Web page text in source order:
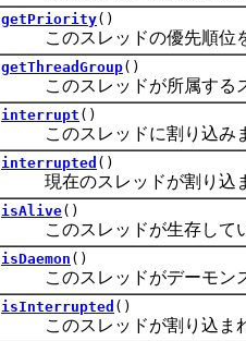
getPriority()
このスレッドの優先順位を
getThreadGroup()
このスレッドが所属するス
interrupt ()
このスレッドに割り込みま
interrupted ()
現在のスレッドが割り込ま
isAlive()
このスレッドが生存してい
isDaemon ()
このスレッドがデーモンス
isInterrupted ()
このスレッドが割り込まれ